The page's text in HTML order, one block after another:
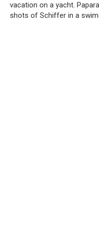
vacation on a yacht.
shots of Schiffer in a